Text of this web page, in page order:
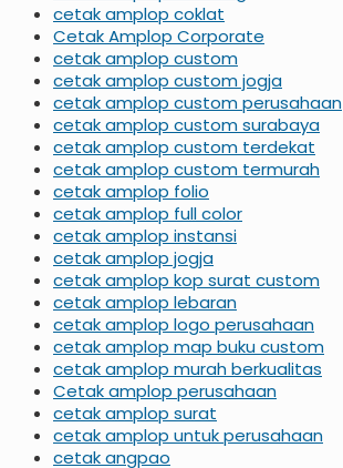
cetak amplop coklat
Cetak Amplop Corporate
cetak amplop custom
cetak amplop custom jogja
cetak amplop custom perusahaan
cetak amplop custom surabaya
cetak amplop custom terdekat
cetak amplop custom termurah
cetak amplop folio
cetak amplop full color
cetak amplop instansi
cetak amplop jogja
cetak amplop kop surat custom
cetak amplop lebaran
cetak amplop logo perusahaan
cetak amplop map buku custom
cetak amplop murah berkualitas
Cetak amplop perusahaan
cetak amplop surat
cetak amplop untuk perusahaan
cetak angpao